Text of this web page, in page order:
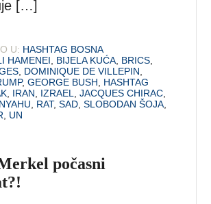
[…]
U: HASHTAG BOSNA
HAMENEI BIJELA KUĆA BRICS
DOMINIQUE DE VILLEPIN
,GEORGE BUSH
HASHTAG
IRAN IZRAEL ,JACQUES CHIRAC
RAT,SAD ,SLOBODAN ŠOJA
UN
počasni